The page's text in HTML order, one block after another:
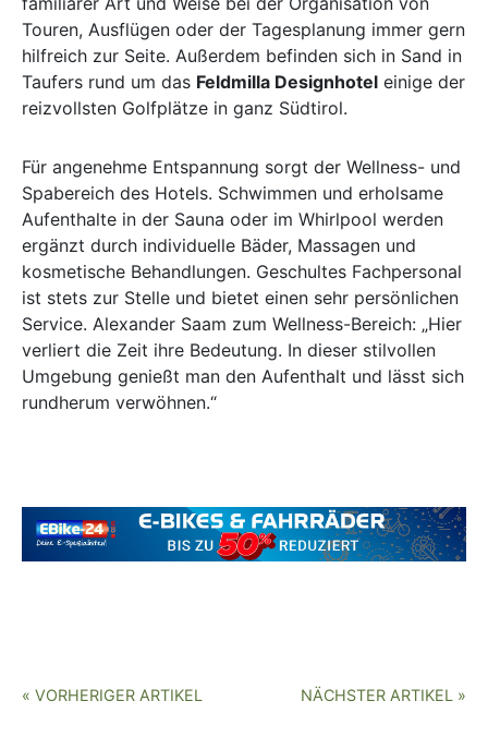
Touren, Ausflügen oder der Tagesplanung immer gern
hilfreich zur Seite. Außerdem befinden sich in Sand in
Taufers rund um das Feldmilla Designhotel einige der
reizvollsten Golfplätze in ganz Südtirol.
Für angenehme Entspannung sorgt der Wellness- und
Spabereich des Hotels. Schwimmen und erholsame
Aufenthalte in der Sauna oder im Whirlpool werden
ergänzt durch individuelle Bäder, Massagen und
kosmetische Behandlungen. Geschultes Fachpersonal
ist stets zur Stelle und bietet einen sehr persönlichen
Service. Alexander Saam zum Wellness-Bereich: „Hier
verliert die Zeit ihre Bedeutung. In dieser stilvollen
Umgebung genießt man den Aufenthalt und lässt sich
rundherum verwöhnen.“
NÄCHSTER ARTIKEL »
« VORHERIGER ARTIKEL